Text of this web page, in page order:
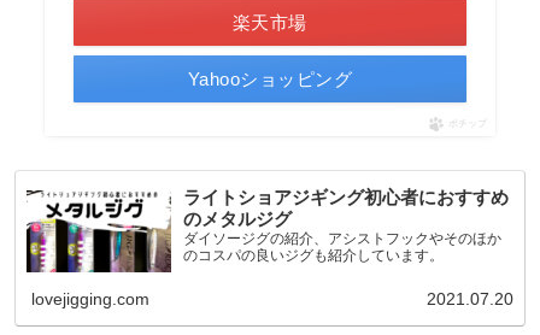
楽天市場
Yahooショッピング
ポチップ
ライトショアジギング初心者におすすめ
のメタルジグ
ダイソージグの紹介、アシストフックやそのほか
のコスパの良いジグも紹介しています。
lovejigging.com 2021.07.20